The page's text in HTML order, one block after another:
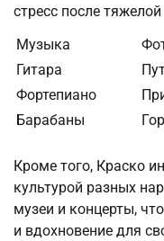
стресс после
Музыка
Гитара
Фортепиано
Барабаны
Кроме того, Краско
культурой разных
музеи и концерты,
и вдохновение для